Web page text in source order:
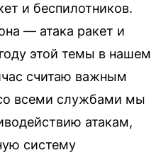
и беспилотников.
— атака ракет и
этой темы в нашем
считаю важным
всеми службами мы
атакам,
систему